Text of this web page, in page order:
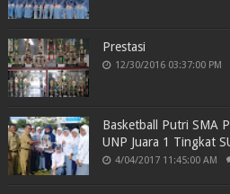
Prestasi
12/30/2016 03:37:00 PM
Basketball Putri SMA
UNP Juara 1 Tingkat
4/04/2017 11:45:00 AM